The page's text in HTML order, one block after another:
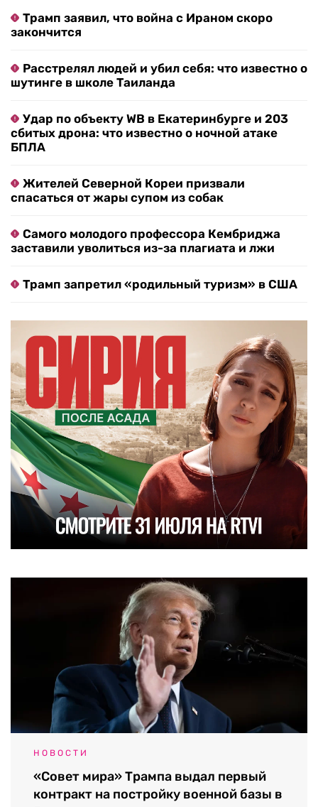
Трамп заявил, что война с Ираном скоро
закончится
Расстрелял людей и убил себя: что известно о
шутинге в школе Таиланда
Удар по объекту WB в Екатеринбурге и 203
сбитых дрона: что известно о ночной атаке
БПЛА
Жителей Северной Кореи призвали
спасаться от жары супом из собак
Самого молодого профессора Кембриджа
заставили уволиться из-за плагиата и лжи
Трамп запретил «родильный туризм» в США
НОВОСТИ
«Совет мира» Трампа выдал первый
контракт на постройку военной базы в